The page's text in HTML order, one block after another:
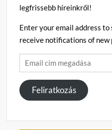
legfrissebb híreinkről!
Enter your email address
receive notifications of new
Email
cím
megadása
Feliratkozás